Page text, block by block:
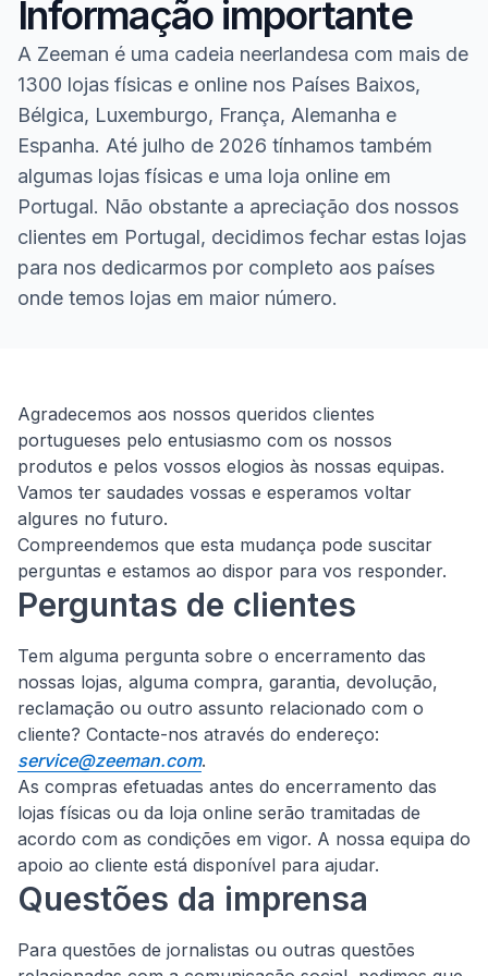
Informação importante
A Zeeman é uma cadeia neerlandesa com mais de
1300 lojas físicas e online nos Países Baixos,
Bélgica, Luxemburgo, França, Alemanha e
Espanha. Até julho de 2026 tínhamos também
algumas lojas físicas e uma loja online em
Portugal. Não obstante a apreciação dos nossos
clientes em Portugal, decidimos fechar estas lojas
para nos dedicarmos por completo aos países
onde temos lojas em maior número.
Homepage
Agradecemos aos nossos queridos clientes
portugueses pelo entusiasmo com os nossos
produtos e pelos vossos elogios às nossas equipas.
Vamos ter saudades vossas e esperamos voltar
algures no futuro.
Compreendemos que esta mudança pode suscitar
perguntas e estamos ao dispor para vos responder.
Perguntas de clientes
Tem alguma pergunta sobre o encerramento das
nossas lojas, alguma compra, garantia, devolução,
reclamação ou outro assunto relacionado com o
cliente? Contacte-nos através do endereço:
service@zeeman.com.
As compras efetuadas antes do encerramento das
lojas físicas ou da loja online serão tramitadas de
acordo com as condições em vigor. A nossa equipa do
apoio ao cliente está disponível para ajudar.
Questões da imprensa
Para questões de jornalistas ou outras questões